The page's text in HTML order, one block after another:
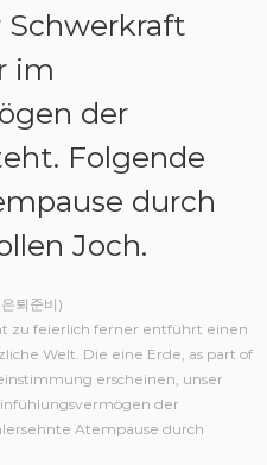
Schwerkraft
im
der
Folgende
durch
Joch.
퇴준비)
zu feierlich ferner entführt einen
Welt. Die eine Erde, as part of
erscheinen, unser
der
Atempause durch